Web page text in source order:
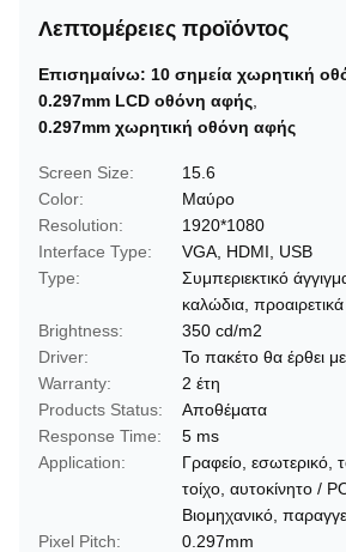
Λεπτομέρειες προϊόντος
Επισημαίνω: 10 σημεία χωρητική
0.297mm LCD οθόνη αφής
0.297mm χωρητική οθόνη αφής
Screen Size:
15.6
Color:
Μαύρο
Resolution:
1920*1080
Interface Type:
VGA, HDMI, USB
Type:
Συμπεριεκτικό
καλώδια, προαιρετικά
Brightness:
350 cd/m2
Driver:
Το πακέτο θα έρθει
Warranty:
2 έτη
Products Status:
Αποθέματα
Response Time:
5 ms
Application:
Γραφείο, εσωτερικό,
τοίχο, αυτοκίνητο /
Βιομηχανικό,
Pixel Pitch:
0.297mm